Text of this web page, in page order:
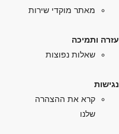
מאתר מוקדי שירות
עזרה ותמיכה
שאלות נפוצות
נגישות
קרא את ההצהרה
שלנו